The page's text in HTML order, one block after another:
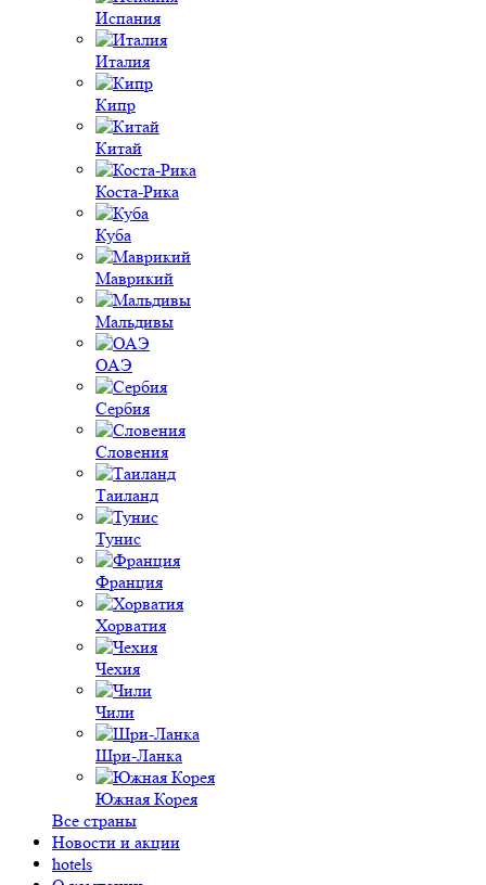
Испания
Италия
Кипр
Китай
Коста-Рика
Куба
Маврикий
Мальдивы
ОАЭ
Сербия
Словения
Таиланд
Тунис
Франция
Хорватия
Чехия
Чили
Шри-Ланка
Южная Корея
Все страны
Новости и акции
hotels